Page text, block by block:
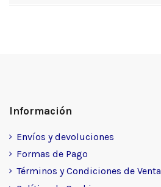
Información
Envíos y devoluciones
Formas de Pago
Términos y Condiciones de Venta